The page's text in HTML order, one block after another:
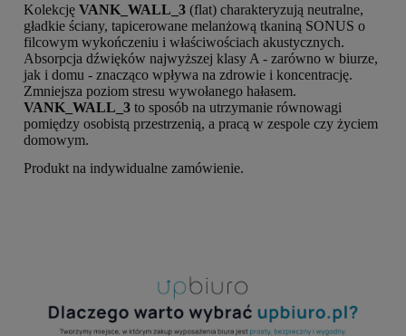
Kolekcję VANK_WALL_3 (flat) charakteryzują neutralne,
gładkie ściany, tapicerowane melanżową tkaniną SONUS o
filcowym wykończeniu i właściwościach akustycznych.
Absorpcja dźwięków najwyższej klasy A - zarówno w biurze,
jak i domu - znacząco wpływa na zdrowie i koncentrację.
Zmniejsza poziom stresu wywołanego hałasem.
VANK_WALL_3 to sposób na utrzymanie równowagi
pomiędzy osobistą przestrzenią, a pracą w zespole czy życiem
domowym.
Produkt na indywidualne zamówienie.